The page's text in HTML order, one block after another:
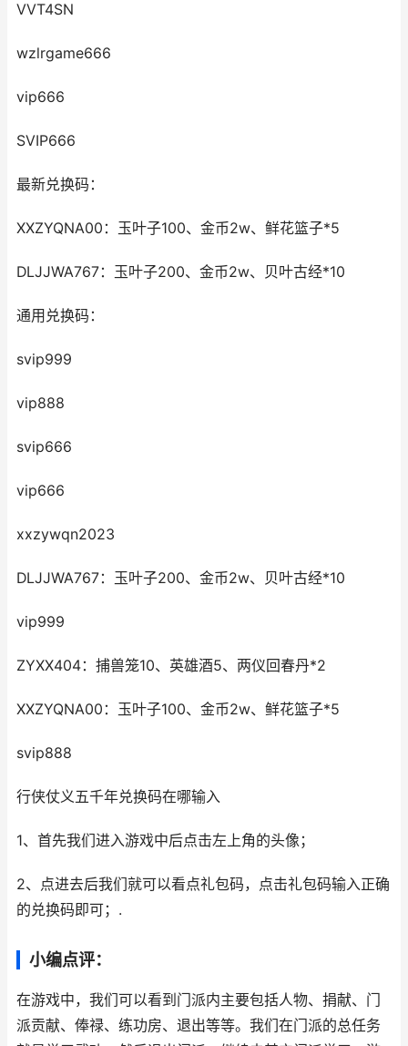
VVT4SN
wzlrgame666
vip666
SVIP666
最新兑换码：
XXZYQNA00：玉叶子100、金币2w、鲜花篮子*5
DLJJWA767：玉叶子200、金币2w、贝叶古经*10
通用兑换码：
svip999
vip888
svip666
vip666
xxzywqn2023
DLJJWA767：玉叶子200、金币2w、贝叶古经*10
vip999
ZYXX404：捕兽笼10、英雄酒5、两仪回春丹*2
XXZYQNA00：玉叶子100、金币2w、鲜花篮子*5
svip888
行侠仗义五千年兑换码在哪输入
1、首先我们进入游戏中后点击左上角的头像；
2、点进去后我们就可以看点礼包码，点击礼包码输入正确
的兑换码即可；.
小编点评：
在游戏中，我们可以看到门派内主要包括人物、捐献、门
派贡献、俸禄、练功房、退出等等。我们在门派的总任务